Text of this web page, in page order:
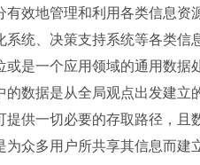
效地管理和利用各类信息资
统、决策支持系统等各类信
是一个应用领域的通用数据
数据是从全局观点出发建立
供一切必要的存取路径，且
众多用户所共享其信息而建